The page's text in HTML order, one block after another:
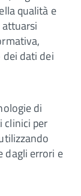
qualità e
dati dei
di
clinici per
dagli errori e